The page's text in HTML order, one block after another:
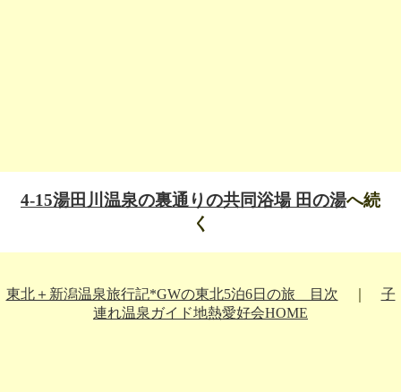
4-15湯田川温泉の裏通りの共同浴場 田の湯へ続
く
東北＋新潟温泉旅行記*GWの東北5泊6日の旅 目次
子
連れ温泉ガイド地熱愛好会HOME